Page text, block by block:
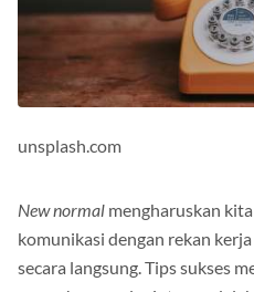
unsplash.com
New normal mengharuskan
komunikasi dengan rekan
secara langsung. Tips sukses